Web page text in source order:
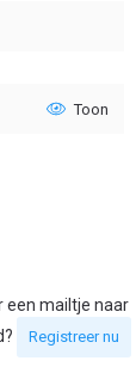
Toon
een mailtje naar
Registreer nu